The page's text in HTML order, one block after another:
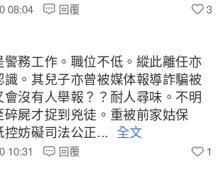
08:04 回覆 3
警務工作。職位不低。縱此離任亦
識。其兒子亦曾被媒体報導詐騙被
會沒有人舉報？？耐人尋味。不明
碎屍才捉到兇徒。重被前家姑保
控妨礙司法公正... 全文ㅤㅤㅤㅤㅤ
10:31 回覆 1